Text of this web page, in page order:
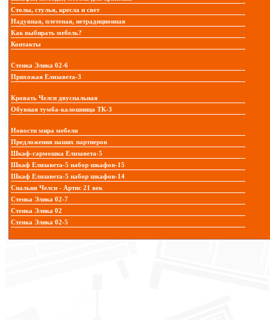
Столы, стулья, кресла и свет
Надувная, плетеная, нетрадиционная
Как выбирать мебель?
Контакты
Стенка Элика 02-6
Прихожая Елизавета-3
Кровать Челси двуспальная
Обувная тумба-калошница ТК-3
Новости мира мебели
Предложения наших партнеров
Шкаф-гармошка Елизавета-5
Шкаф Елизавета-5 набор шкафов-15
Шкаф Елизавета-5 набор шкафов-14
Спальня Челси - Артис 21 век
Стенка Элика 02-7
Стенка Элика 02
Стенка Элика 02-5